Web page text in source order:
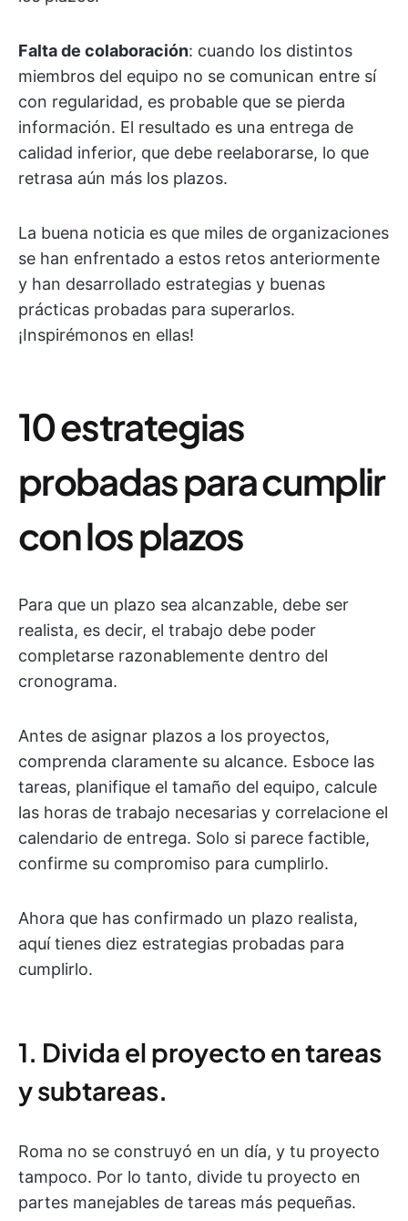
Falta de colaboración: cuando los distintos
miembros del equipo no se comunican entre sí
con regularidad, es probable que se pierda
información. El resultado es una entrega de
calidad inferior, que debe reelaborarse, lo que
retrasa aún más los plazos.
La buena noticia es que miles de organizaciones
se han enfrentado a estos retos anteriormente
y han desarrollado estrategias y buenas
prácticas probadas para superarlos.
¡Inspirémonos en ellas!
10 estrategias
probadas para cumplir
con los plazos
Para que un plazo sea alcanzable, debe ser
realista, es decir, el trabajo debe poder
completarse razonablemente dentro del
cronograma.
Antes de asignar plazos a los proyectos,
comprenda claramente su alcance. Esboce las
tareas, planifique el tamaño del equipo, calcule
las horas de trabajo necesarias y correlacione el
calendario de entrega. Solo si parece factible,
confirme su compromiso para cumplirlo.
Ahora que has confirmado un plazo realista,
aquí tienes diez estrategias probadas para
cumplirlo.
1. Divida el proyecto en tareas
y subtareas.
Roma no se construyó en un día, y tu proyecto
tampoco. Por lo tanto, divide tu proyecto en
partes manejables de tareas más pequeñas.